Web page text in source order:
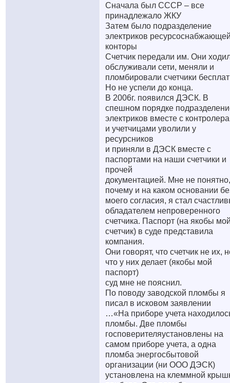
Сначала был СССР – все
принадлежало ЖКУ
Затем было подразделение
электриков
конторы
Счетчик передали им. Они
обслуживали сети, меняли и
пломбировали счетчики
Но не успели до конца.
В 2006г. появился ДЭСК. В
спешном порядке
электриков вместе с
и учетчицами уволили у
ресурсников
и приняли в ДЭСК вместе с
паспортами на наши счетчики и
прочей
документацией. Мне не понятно,
почему и на каком основании
моего согласия, я стал
обладателем непроверенного
счетчика. Паспорт (на якобы
счетчик) в суде представила
компания.
Они говорят, что счетчик не их,
что у них делает (якобы мой
паспорт)
суд мне не пояснил.
По поводу заводской пломбы я
писал в исковом заявлении
…«На приборе учета
пломбы. Две пломбы
госповерителяустановлены на
самом приборе учета, а одна
пломба энергосбытовой
организации (ни ООО ДЭСК)
установлена на клеммной